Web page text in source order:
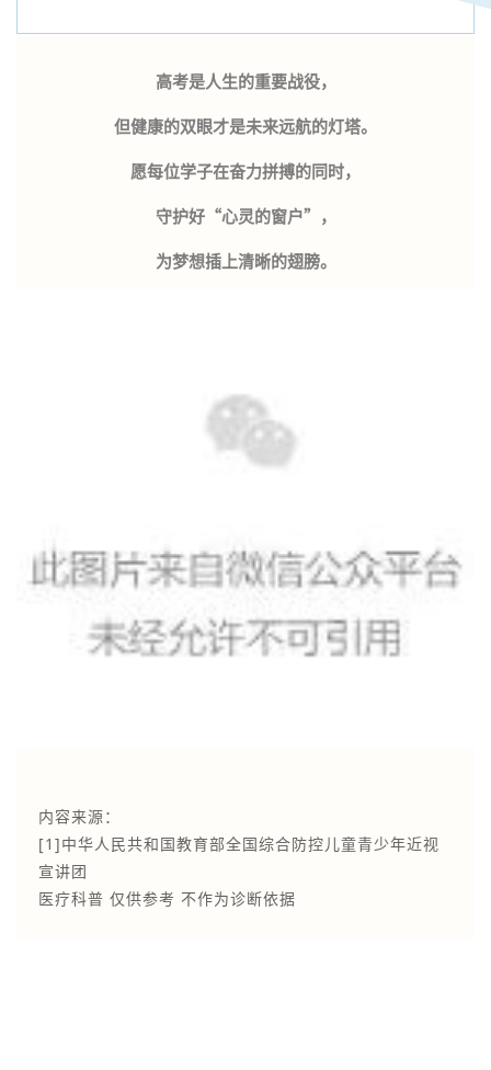
高考是人生的重要战役，
但健康的双眼才是未来远航的灯塔。
愿每位学子在奋力拼搏的同时，
守护好“心灵的窗户”，
为梦想插上清晰的翅膀。
内容来源：
[1]中华人民共和国教育部全国综合防控儿童青少年近视
宣讲团
医疗科普 仅供参考 不作为诊断依据